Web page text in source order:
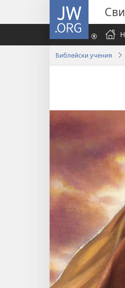
JW.ORG
Библейски учения